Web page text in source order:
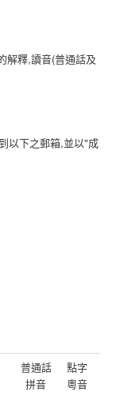
解釋,讀音(普通話及
以下之郵箱,並以"成
普通話
拼音
點字
粵音